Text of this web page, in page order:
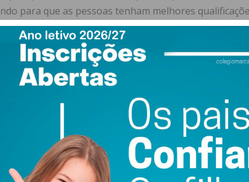
para que as pessoas tenham melhores
para as empresas, de produtividade e
Qualifica continuem o trabalho que têm
ensino secundário”, números ainda mais elevados na
apostar em chamar as pessoas para a certificação. “A
que as pessoas procurem a certificação, e em
menos procuram. E nós também temos que ter
o sistema de formação. E é por isso que os Centros
nacional de qualificação dos adultos”,